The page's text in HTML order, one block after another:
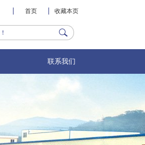
收藏本页
首页
联系我们